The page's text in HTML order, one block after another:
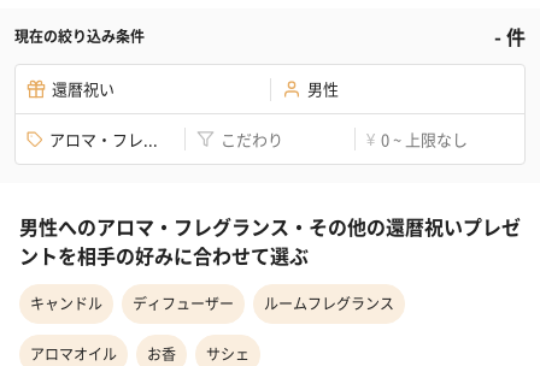
現在の絞り込み条件 -件
還暦祝い 男性
アロマ・フレ... こだわり ¥ 0 ~ 上限なし
男性へのアロマ・フレグランス・その他の還暦祝いプレゼ
ントを相手の好みに合わせて選ぶ
キャンドル ディフューザー ルームフレグランス
アロマオイル お香 サシェ